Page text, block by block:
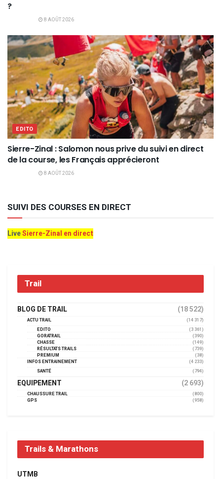
?
8 AOÛT 2026
EDITO
Sierre-Zinal : Salomon nous prive du suivi en direct
de la course, les Français apprécieront
8 AOÛT 2026
SUIVI DES COURSES EN DIRECT
LiveSierre-Zinal en direct
Trail
BLOG DE TRAIL (18 522)
ACTU TRAIL
(14 317)
EDITO
(3 361)
GORATRAIL
(390)
CHASSE
(149)
RÉSULTATS TRAILS
(739)
PREMIUM
(38)
INFOS ENTRAINEMENT
(4 233)
SANTÉ
(794)
EQUIPEMENT (2 693)
CHAUSSURE TRAIL
(800)
GPS
(958)
Trails & Marathons
UTMB